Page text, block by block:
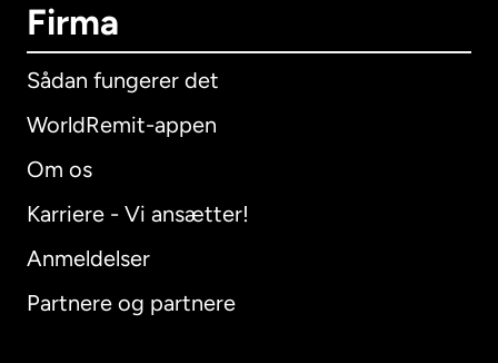
Firma
Sådan fungerer det
WorldRemit-appen
Om os
Karriere - Vi ansætter!
Anmeldelser
Partnere og partnere